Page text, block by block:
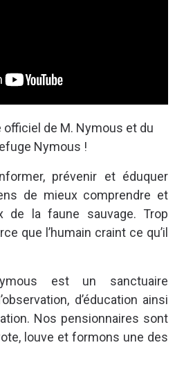
de M. Nymous et du
Nymous !
prévenir et éduquer
de mieux comprendre et
de la faune sauvage. Trop
que l’humain craint ce qu’il
est un sanctuaire
d’éducation ainsi
Nos pensionnaires sont
louve et formons une des